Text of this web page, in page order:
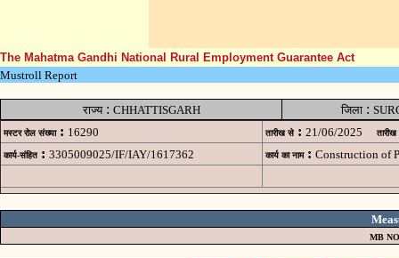
The Mahatma Gandhi National Rural Employment Guarantee Act
Mustroll Report
राज्य: CHHATTISGARH जिला :
मस्टर रोल संख्या : 16290 तारीख से : 21/06/2025 तारीख
कार्य-संहित : 3305009025/IF/IAY/1617362 कार्य का नाम : Construction of
MB